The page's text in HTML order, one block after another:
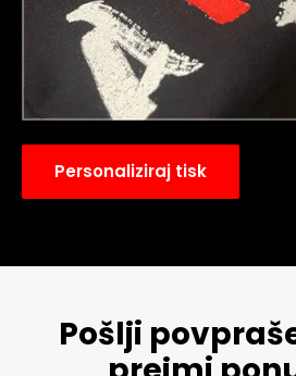
Personaliziraj tisk
Pošlji